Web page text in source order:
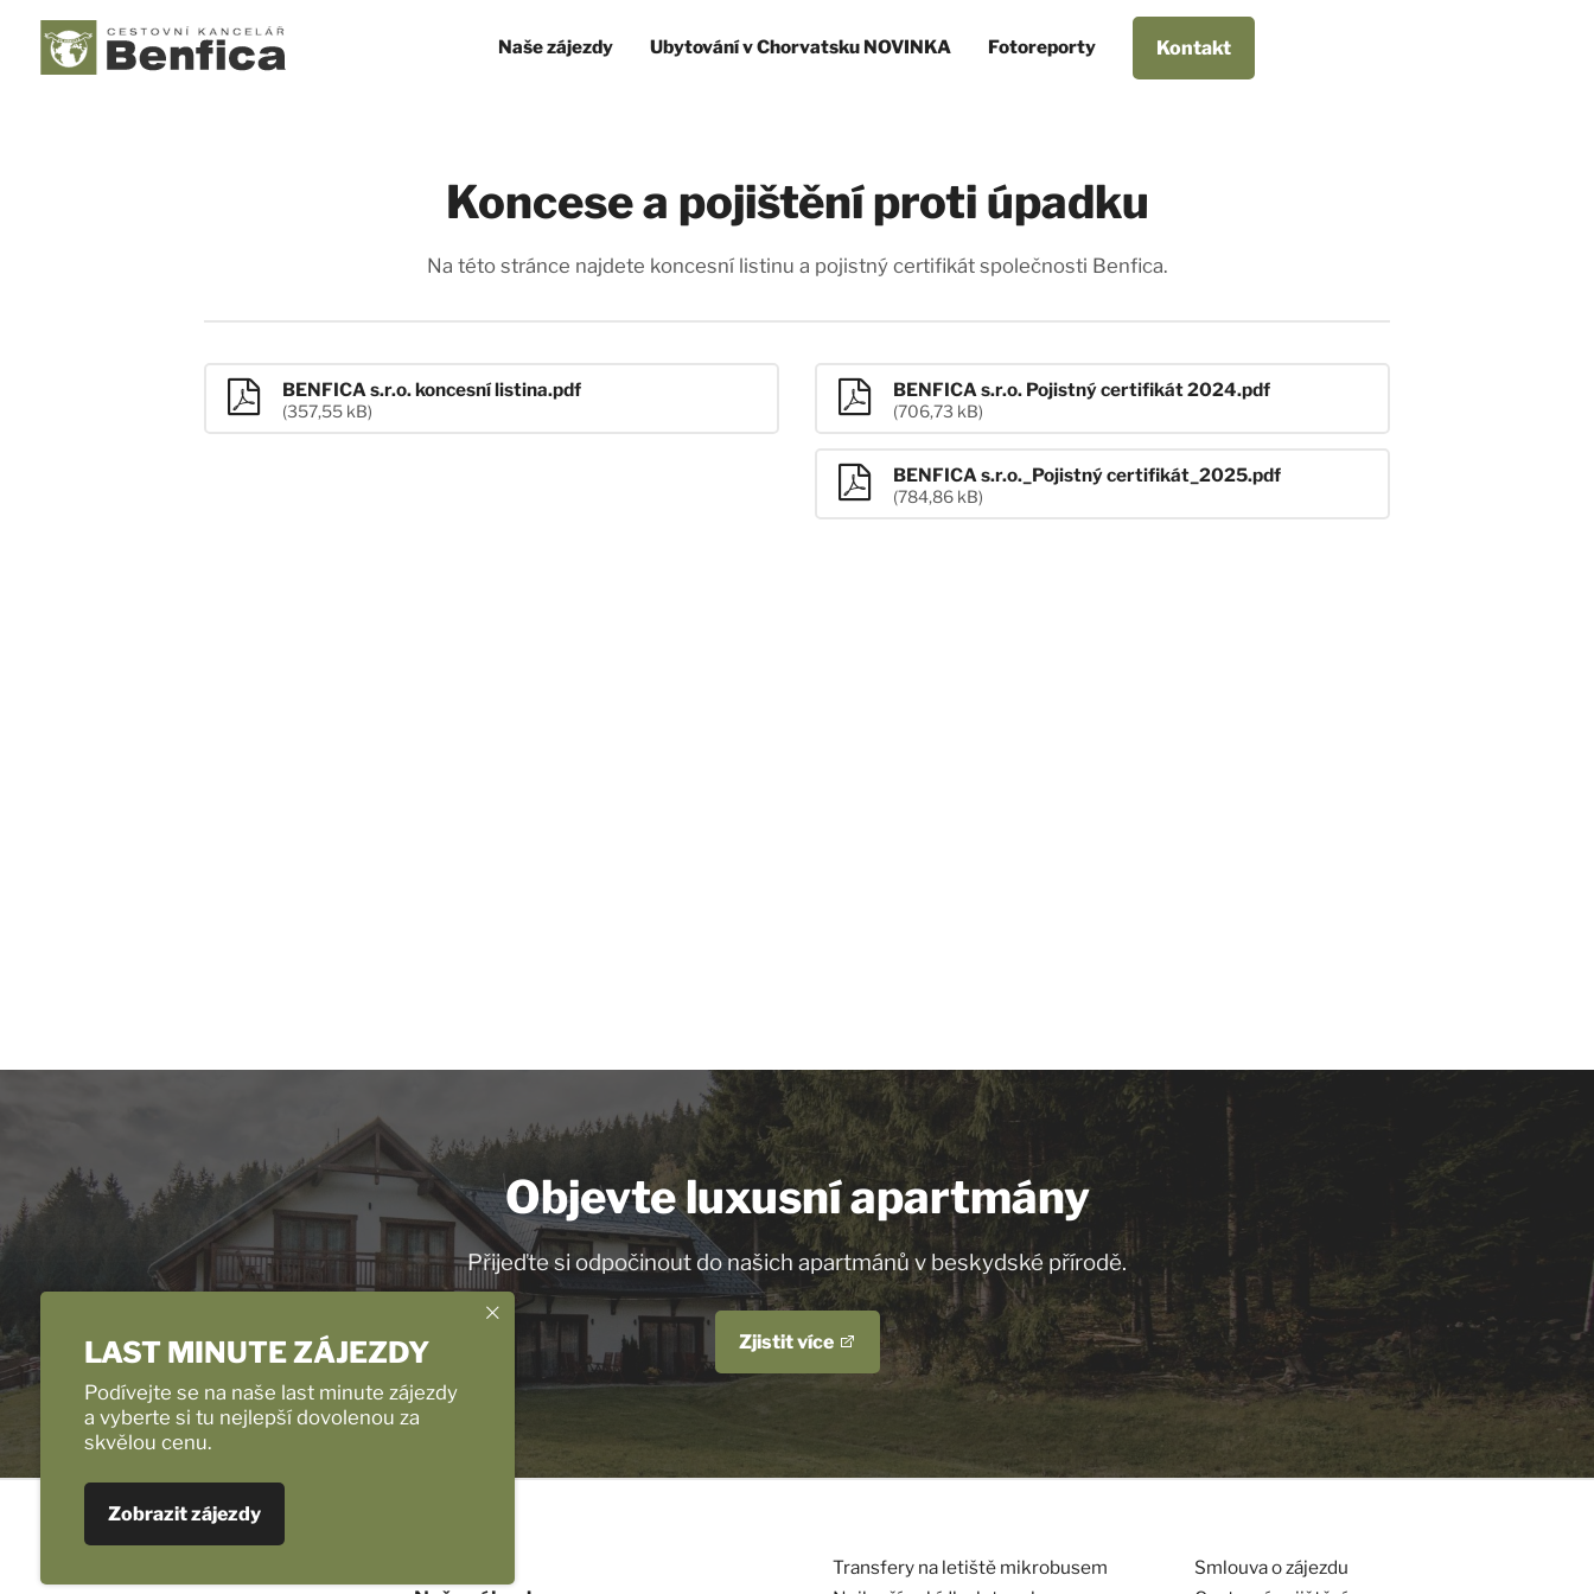
Naše zájezdy Ubytování v Chorvatsku NOVINKA Fotoreporty Kontakt
LAST MINUTE ZÁJEZDY
Podívejte se na naše last minute zájezdy
a vyberte si tu nejlepší dovolenou za
skvělou cenu.
Zobrazit zájezdy
Koncese a pojištění proti úpadku
Na této stránce najdete koncesní listinu a pojistný certifikát společnosti Benfica.
BENFICA s.r.o. koncesní listina.pdf
(357,55 kB)
BENFICA s.r.o. Pojistný certifikát 2024.pdf
(706,73 kB)
BENFICA s.r.o._Pojistný certifikát_2025.pdf
(784,86 kB)
Objevte luxusní apartmány
Přijeďte si odpočinout do našich apartmánů v beskydské přírodě.
Zjistit více
Transfery na letiště mikrobusem
Smlouva o zájezdu